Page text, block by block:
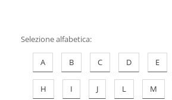
Selezione alfabetica:
A B C D E
H I J L M